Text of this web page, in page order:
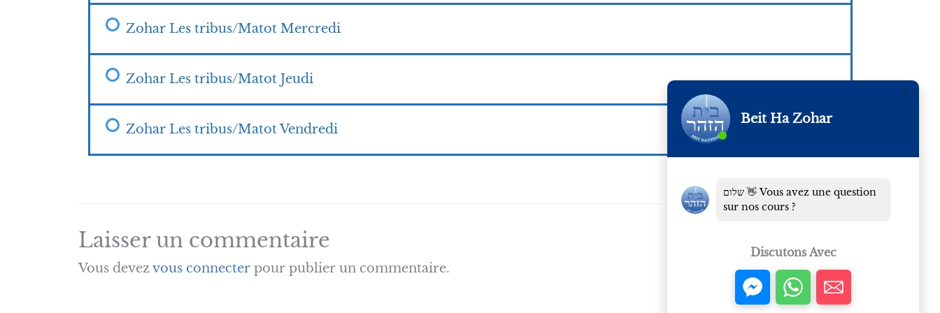
Zohar Les tribus/Matot Mercredi
Zohar Les tribus/Matot Jeudi
Zohar Les tribus/Matot Vendredi
Laisser un commentaire
Vous devezvous connecter pour publier un commentaire.
Beit Ha Zohar
שלום 👋 Vous avez une question
sur nos cours ?
Discutons Avec